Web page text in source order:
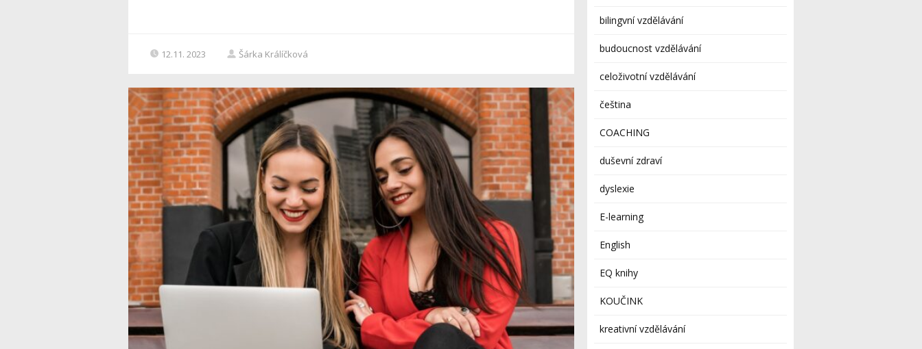
12.11. 2023 Šárka Králíčková
bilingvní vzdělávání
budoucnost vzdělávání
celoživotní vzdělávání
čeština
COACHING
duševní zdraví
dyslexie
E-learning
English
EQ knihy
KOUČINK
kreativní vzdělávání